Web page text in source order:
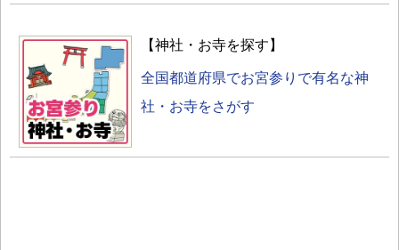
【神社・お寺を探す】
全国都道府県でお宮参りで有名な神
社・お寺をさがす